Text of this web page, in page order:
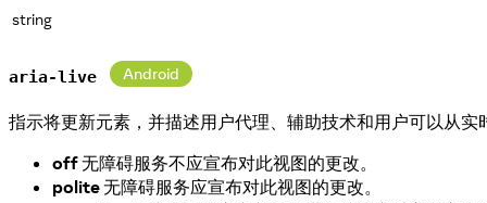
string
aria-live Android
指示将更新元素，并描述用户代理、辅助技术和用户可以从实
off无障碍服务不应宣布对此视图的更改。
polite无障碍服务应宣布对此视图的更改。